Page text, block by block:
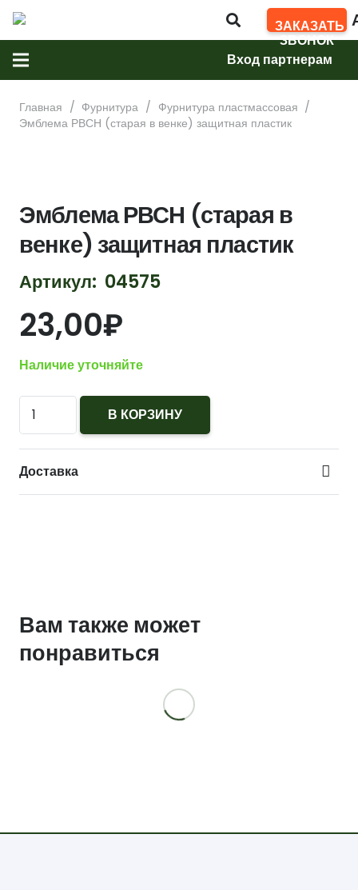
ЗАКАЗАТЬ
ЗВОНОК
Вход партнерам
Главная / Фурнитура / Фурнитура пластмассовая /
Эмблема РВСН (старая в венке) защитная пластик
Эмблема РВСН (старая в
венке) защитная пластик
Артикул: 04575
23,00₽
Наличие уточняйте
Количество
Эмблема
РВСН
(старая
в
В КОРЗИНУ
Доставка
Вам также может
понравиться